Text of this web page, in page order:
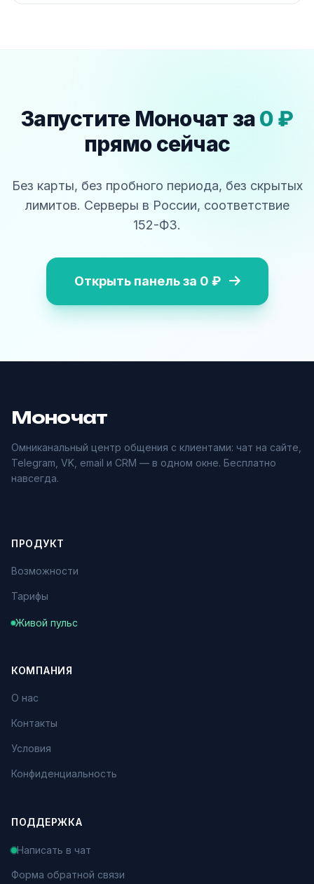
Запустите Моночат за0 ₽
прямо сейчас
Без карты, без пробного периода, без скрытых
лимитов. Серверы в России, соответствие
152-ФЗ.
Открыть панель за 0 ₽
Моночат
Омниканальный центр общения с клиентами: чат на сайте,
Telegram, VK, email и CRM — в одном окне. Бесплатно
навсегда.
ПРОДУКТ
Возможности
Тарифы
Живой пульс
КОМПАНИЯ
О нас
Контакты
Условия
Конфиденциальность
ПОДДЕРЖКА
Написать в чат
Форма обратной связи